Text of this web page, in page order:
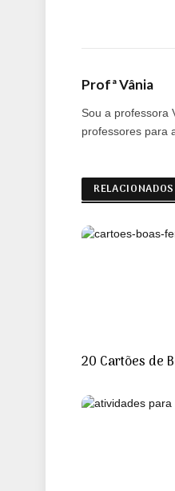
Profª Vânia
Sou a professora
professores para
RELACIONADOS
20 Cartões de